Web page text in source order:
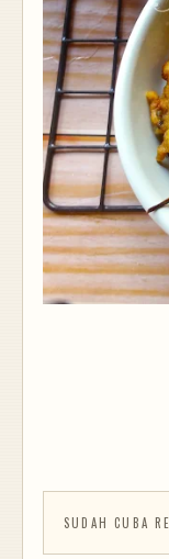
SUDAH CUBA